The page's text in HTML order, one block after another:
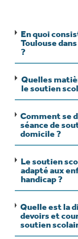
En quoi
Toulouse
?
Quelles
le soutien
Comment se
séance de
domicile ?
Le soutien
adapté aux
handicap ?
Quelle est la
devoirs et
soutien